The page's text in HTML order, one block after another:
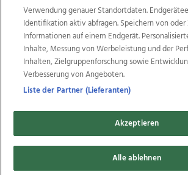
Weitere Angebote des
TV1 di-mog-i.at OÖNow
Life Radio
OÖNachrichten
OÖN Karriere
OÖN Reise
Regionaljobs
wasistlos.at
Copyrights © 2026 Tips Zeitungs
developed by
Verwendung genauer Standortdaten.
Identifikation aktiv abfragen. Speichern von
Informationen auf einem Endgerät.
Inhalte, Messung von Werbeleistung und der
Inhalten, Zielgruppenforschung sowie
Verbesserung von Angeboten.
Liste der Partner (Lieferanten)
Akzeptieren
Alle ablehnen